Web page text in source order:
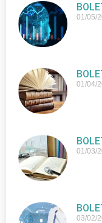
01/05/
01/04/
01/03/
03/02/